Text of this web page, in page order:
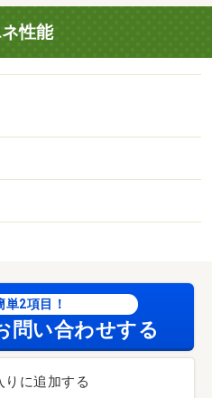
性能
単2項目！
問い合わせする
りに追加する